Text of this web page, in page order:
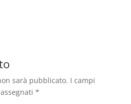
sarà pubblicato. I campi
*